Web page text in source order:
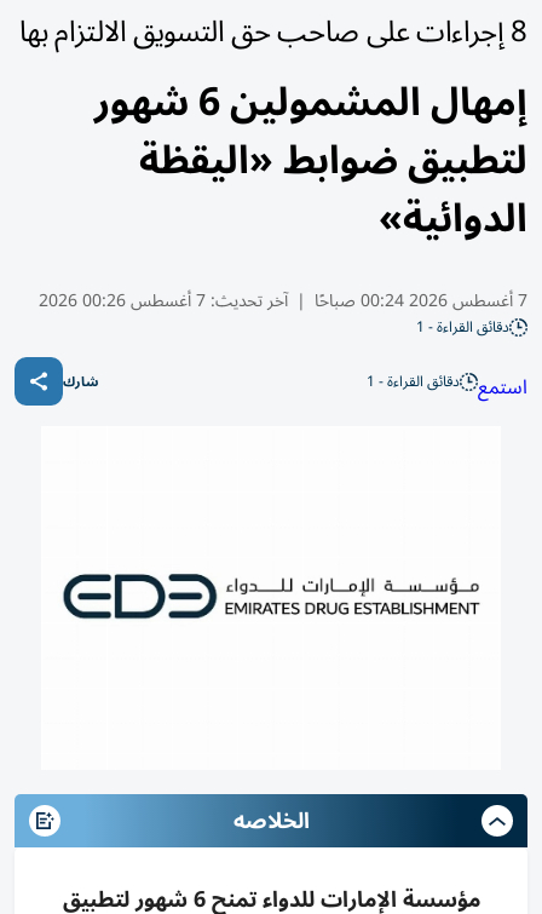
8 إجراءات على صاحب حق التسويق الالتزام بها
إمهال المشمولين 6 شهور
لتطبيق ضوابط «اليقظة
الدوائية»
7 أغسطس 2026 00:24 صباحًا | آخر تحديث:7 أغسطس 00:26 2026
دقائق القراءة - 1
استمع دقائق القراءة - 1 شارك
الخلاصه
مؤسسة الإمارات للدواء تمنح 6 شهور لتطبيق